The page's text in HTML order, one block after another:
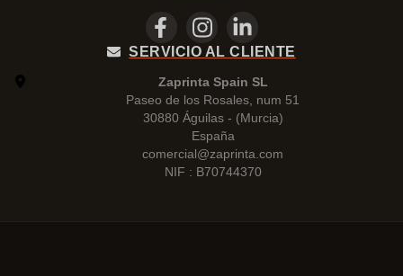
SERVICIO AL CLIENTE
Zaprinta Spain SL
Paseo de los Rosales, num 51
30880 Águilas - (Murcia)
España
comercial@zaprinta.com
NIF : B70744370